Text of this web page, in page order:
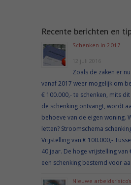
Recente berichten en
Schenken in 2017
12 juli 2016
Zoals de zaken er
vanaf 2017 weer mogelijk om
€ 100.000,- te schenken, mits
de schenking ontvangt, wordt
behoeve van de eigen woning.
letten? Stroomschema
Vrijstelling van € 100.000,-
40 jaar. De hoge vrijstelling van
een schenking bestemd voor
Nieuwe